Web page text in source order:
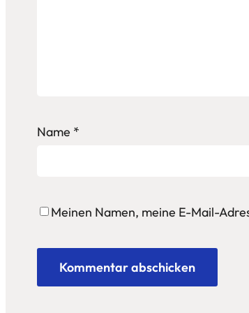
Name *
Meinen Namen, meine E-Mail-